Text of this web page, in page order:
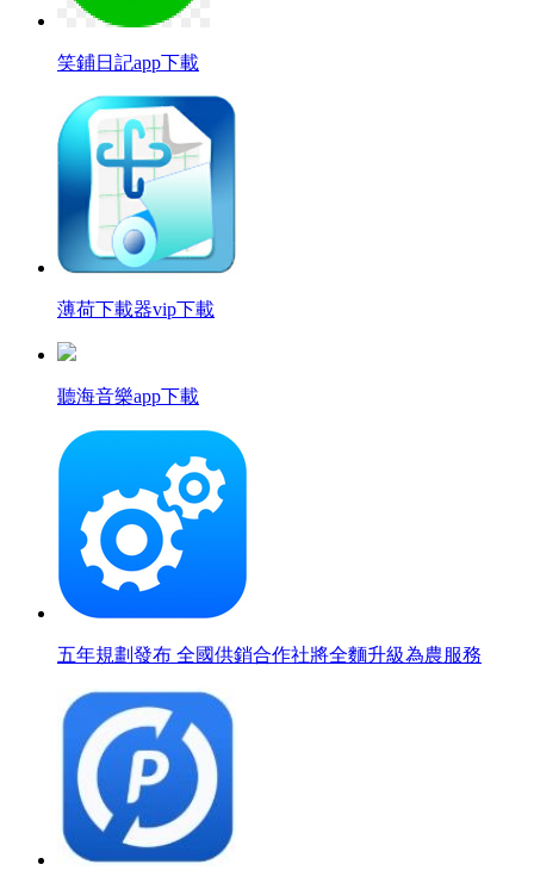
笑鋪日記app下載
薄荷下載器vip下載
聽海音樂app下載
五年規劃發布 全國供銷合作社將全麵升級為農服務